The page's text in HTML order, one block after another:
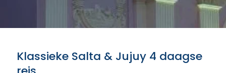
Klassieke Salta & Jujuy 4 daagse